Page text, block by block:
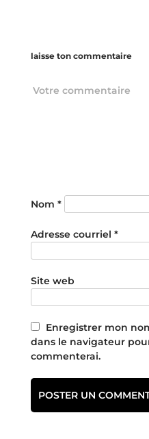
laisse ton commentaire
Nom *
Adresse courriel *
Site web
Enregistrer mon
dans le navigateur
commenterai.